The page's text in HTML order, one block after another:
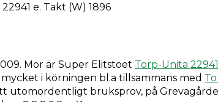
e. Takt (W) 1896
Mor är Super Elitstoet Torp-Unita 22941
i körningen bl.a tillsammans med
utomordentligt bruksprov, på